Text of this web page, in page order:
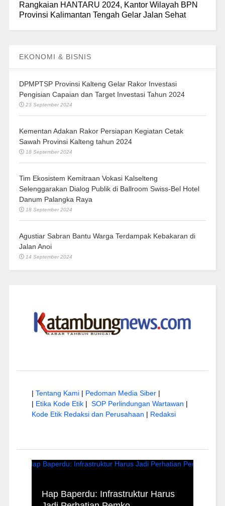
Rangkaian HANTARU 2024, Kantor Wilayah BPN
Provinsi Kalimantan Tengah Gelar Jalan Sehat
EKONOMI & BISNIS
DPMPTSP Provinsi Kalteng Gelar Rakor Investasi
Pengisian Capaian dan Target Investasi Tahun 2024
23 September 2024
Kementan Adakan Rakor Persiapan Kegiatan Cetak
Sawah Provinsi Kalteng tahun 2024
18 September 2024
Tim Ekosistem Kemitraan Vokasi Kalselteng
Selenggarakan Dialog Publik di Ballroom Swiss-Bel Hotel
Danum Palangka Raya
18 September 2024
Agustiar Sabran Bantu Warga Terdampak Kebakaran di
Jalan Anoi
14 September 2024
| Tentang Kami| Pedoman Media Siber|
| Etika Kode Etik| SOP Perlindungan Wartawan |
Kode Etik Redaksi dan Perusahaan | Redaksi
Hap Baperdu: Infrastruktur Harus